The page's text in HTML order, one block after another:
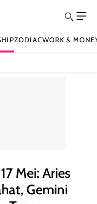
ZODIACWORK &
Mei: Aries
Gemini